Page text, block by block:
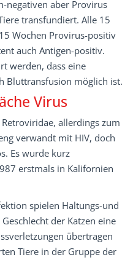
negativen aber Provirus
transfundiert. Alle 15
Wochen Provirus-positiv
auch Antigen-positiv.
werden, dass eine
Bluttransfusion möglich ist.
Virus
allerdings zum
verwandt mit HIV, doch
Es wurde kurz
erstmals in Kalifornien
spielen Haltungs-und
der Katzen eine
übertragen
Tiere in der Gruppe der